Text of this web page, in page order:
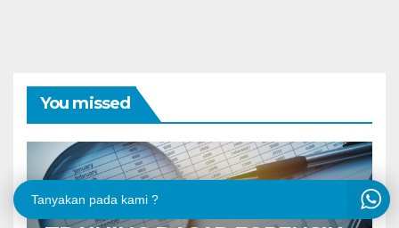
You missed
MANAJEMEN RESIKO
Tanyakan pada kami ?